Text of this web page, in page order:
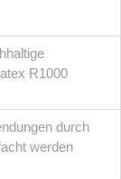
R1000
durch
werden